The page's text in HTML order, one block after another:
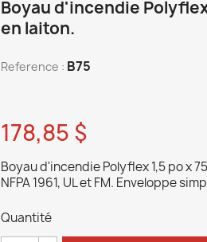
Boyau d'incendie
en laiton.
Reference : B75
178,85 $
Boyau d'incendie Polyflex 1,5 po x
NFPA 1961, UL et FM. Enveloppe
Quantité